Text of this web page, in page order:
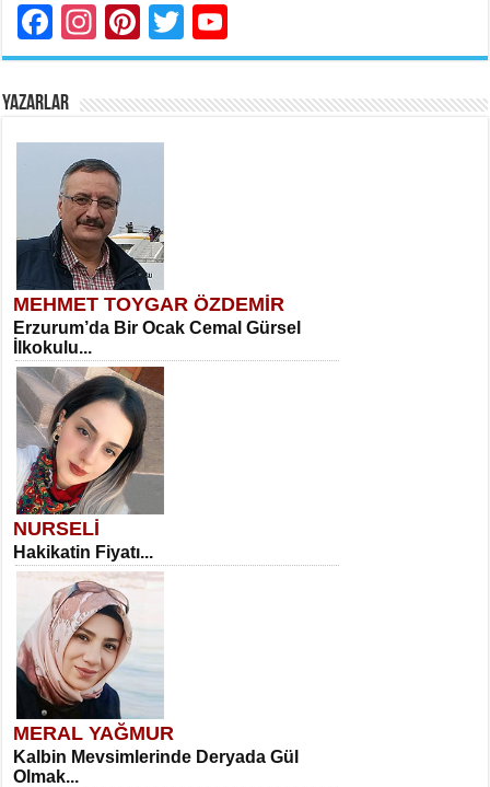
Facebook
Instagram
Pinterest
Twitter
YAZARLAR
MEHMET TOYGAR ÖZDEMİR
Erzurum’da Bir Ocak Cemal Gürsel
İlkokulu...
NURSELİ
Hakikatin Fiyatı...
MERAL YAĞMUR
Kalbin Mevsimlerinde Deryada Gül
Olmak...